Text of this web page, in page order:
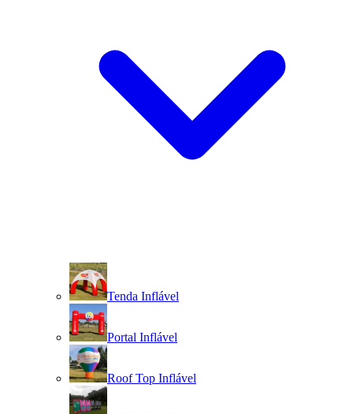
Tenda Inflável
Portal Inflável
Roof Top Inflável